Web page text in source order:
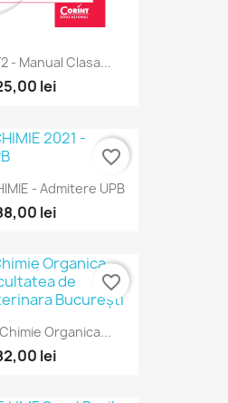
- Manual Clasa...
lei
- Admitere UPB
lei
favorite_border
Organica...
lei
favorite_border